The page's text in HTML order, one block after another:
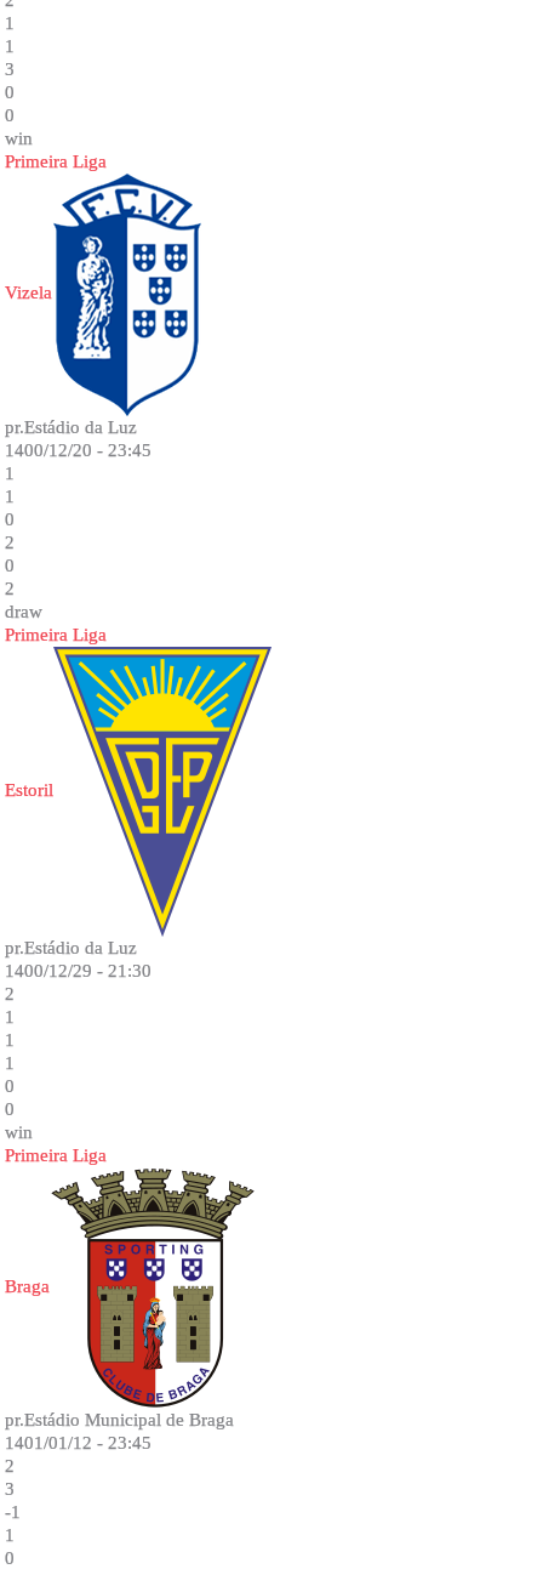
1
1
3
0
0
win
Primeira Liga
Vizela
pr.Estádio da Luz
1400/12/20 - 23:45
1
1
0
2
0
2
draw
Primeira Liga
Estoril
pr.Estádio da Luz
1400/12/29 - 21:30
2
1
1
1
0
0
win
Primeira Liga
Braga
pr.Estádio Municipal de Braga
1401/01/12 - 23:45
2
3
-1
1
0